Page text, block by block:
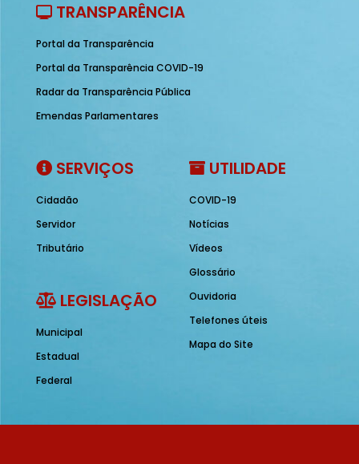
TRANSPARÊNCIA
Portal da Transparência
Portal da Transparência COVID-19
Radar da Transparência Pública
Emendas Parlamentares
SERVIÇOS
Cidadão
Servidor
Tributário
LEGISLAÇÃO
Municipal
Estadual
Federal
UTILIDADE
COVID-19
Notícias
Vídeos
Glossário
Ouvidoria
Telefones úteis
Mapa do Site